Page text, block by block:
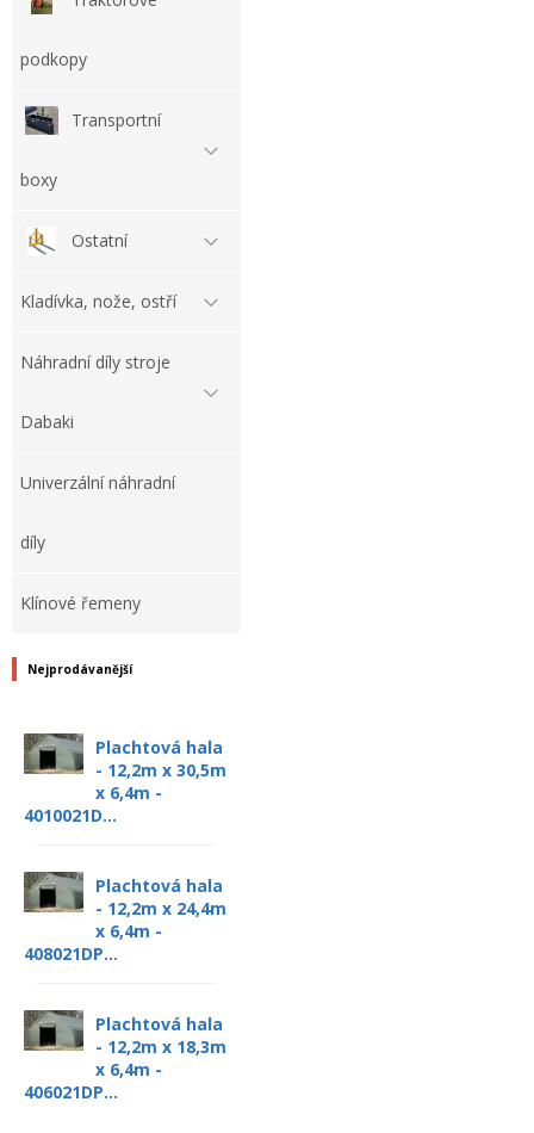
podkopy
Transportní
boxy
Ostatní
Kladívka, nože, ostří
Náhradní díly stroje
Dabaki
Univerzální náhradní
díly
Klínové řemeny
Nejprodávanější
Plachtová hala
- 12,2m x 30,5m
x 6,4m -
4010021D...
Plachtová hala
- 12,2m x 24,4m
x 6,4m -
408021DP...
Plachtová hala
- 12,2m x 18,3m
x 6,4m -
406021DP...